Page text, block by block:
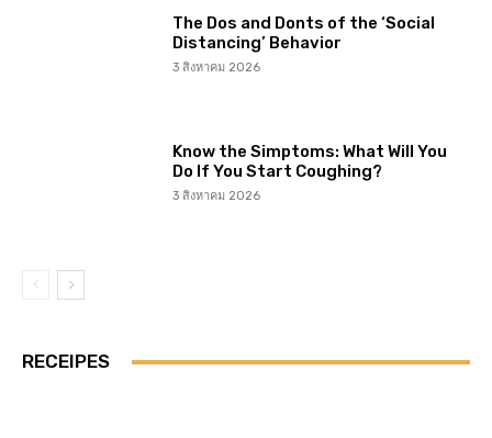
The Dos and Donts of the ‘Social
Distancing’ Behavior
3 สิงหาคม 2026
Know the Simptoms: What Will You
Do If You Start Coughing?
3 สิงหาคม 2026
RECEIPES